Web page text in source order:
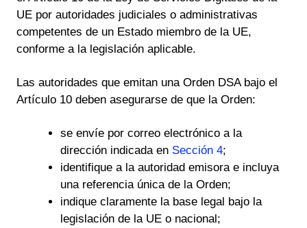
UE por autoridades judiciales o administrativas
competentes de un Estado miembro de la UE,
conforme a la legislación aplicable.
Las autoridades que emitan una Orden DSA bajo el
Artículo 10 deben asegurarse de que la Orden:
se envíe por correo electrónico a la
dirección indicada en Sección 4;
identifique a la autoridad emisora e incluya
una referencia única de la Orden;
indique claramente la base legal bajo la
legislación de la UE o nacional;